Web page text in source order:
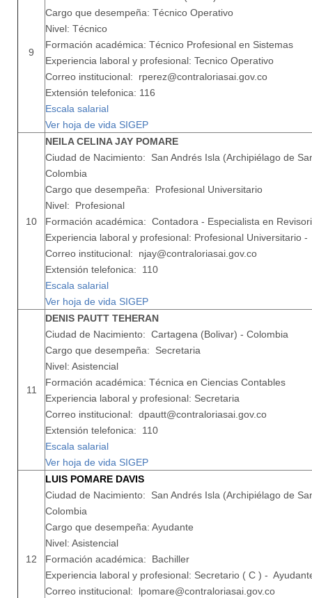
9
Cargo que desempeña: Técnico Operativo
Nivel: Técnico
Formación académica: Técnico Profesional en Sistemas
Experiencia laboral y profesional: Tecnico Operativo
Correo institucional: rperez@contraloriasai.gov.co
Extensión telefonica: 116
Escala salarial
Ver hoja de vida SIGEP
10
NEILA CELINA JAY POMARE
Ciudad de Nacimiento: San Andrés Isla (Archipiélago de
Colombia
Cargo que desempeña: Profesional Universitario
Nivel: Profesional
Formación académica: Contadora - Especialista en
Experiencia laboral y profesional: Profesional Universitario
Correo institucional: njay@contraloriasai.gov.co
Extensión telefonica: 110
Escala salarial
Ver hoja de vida SIGEP
11
DENIS PAUTT TEHERAN
Ciudad de Nacimiento: Cartagena (Bolivar) - Colombia
Cargo que desempeña: Secretaria
Nivel: Asistencial
Formación académica: Técnica en Ciencias Contables
Experiencia laboral y profesional: Secretaria
Correo institucional: dpautt@contraloriasai.gov.co
Extensión telefonica: 110
Escala salarial
Ver hoja de vida SIGEP
12
LUIS POMARE DAVIS
Ciudad de Nacimiento: San Andrés Isla (Archipiélago de
Colombia
Cargo que desempeña: Ayudante
Nivel: Asistencial
Formación académica: Bachiller
Experiencia laboral y profesional: Secretario ( C ) -
Correo institucional: lpomare@contraloriasai.gov.co